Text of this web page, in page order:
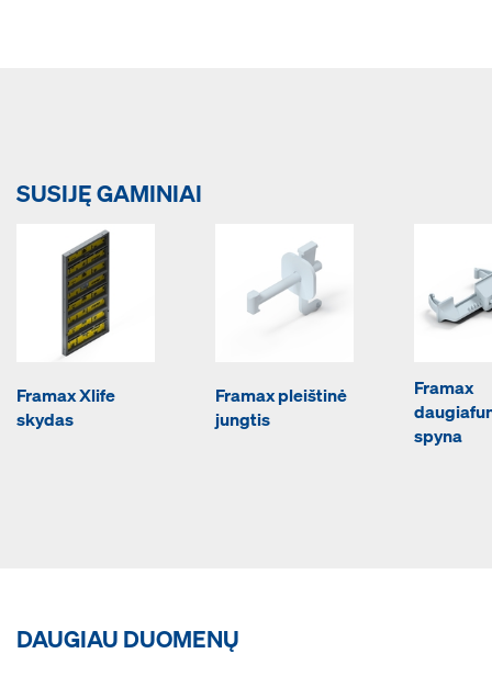
SUSIJĘ GAMINIAI
Framax Xlife
skydas
Framax pleištinė
jungtis
Framax
spyna
DAUGIAU DUOMENŲ